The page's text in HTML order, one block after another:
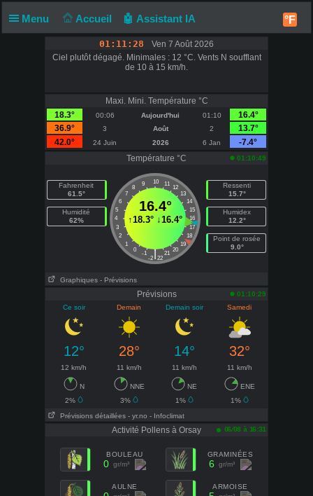
Menu Accueil 🤖 Assistant IA °F
01:11:28
Ven 7 Août 2026
Ciel plutôt dégagé. Minimales : 12 °C. Vents N soufflant
de 10 à 15 km/h.
Maxi. Mini. Température °C
18.3°
00:06 Aujourd'hui 01:10
16.4°
36.9°
3 Août 2
13.7°
42.0°
24 Juin 2026 6 Jan
-7.4°
Température °C
01:10:49
Fahrenheit
61.5°
Humidité
62%
10
9 11
8
12
7
13
6
14
5
15
4
16
3
17
2
18
1
19
0
20
-1 21
|
-2 22
16.4°
↑18.3° ↓16.4°
Ressenti
15.7°
Humidex
12.2°
Point de rosée
9.0°
Graphiques - Prévisions
Prévisions
01:10:29
Ce soir
Demain Demain soir Samedi
12° 28° 14° 32°
12 km/h 11 km/h 11 km/h 11 km/h
N NNE NE
ENE
2%
3% 1%
1%
Prévisions détaillées - yr.no - Infoclimat
Activité Pollens à Orsay 06/08 à 16:31
BOULEAU
0 gr/m³
GRAMINÉES
6 gr/m³
AULNE ARMOISE